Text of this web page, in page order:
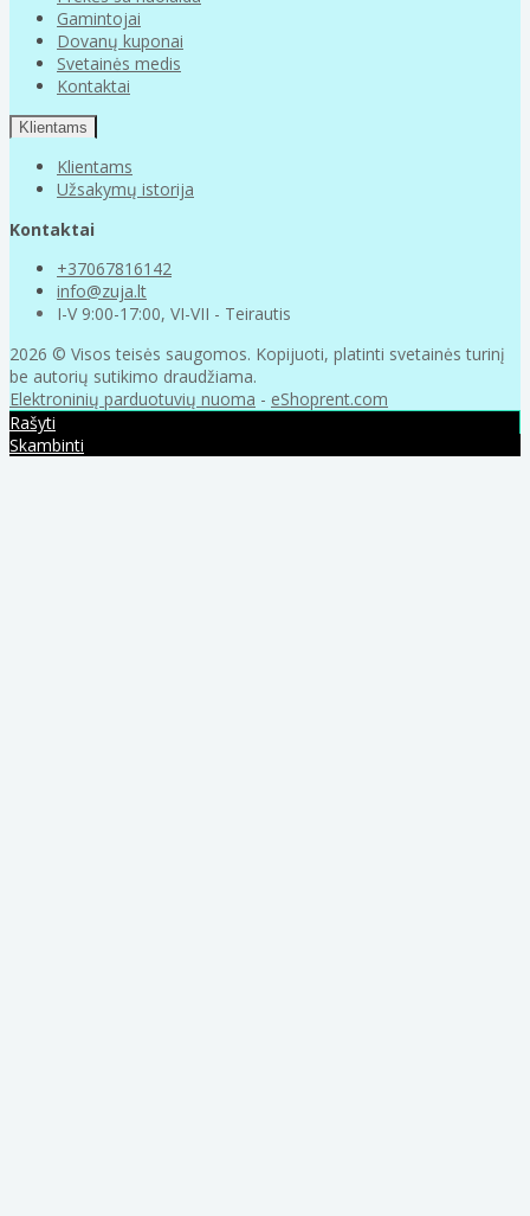
Gamintojai
Dovanų kuponai
Svetainės medis
Kontaktai
Klientams
Klientams
Užsakymų istorija
Kontaktai
+37067816142
info@zuja.lt
I-V 9:00-17:00, VI-VII - Teirautis
2026 © Visos teisės saugomos. Kopijuoti, platinti svetainės turinį
be autorių sutikimo draudžiama.
Elektroninių parduotuvių nuoma - eShoprent.com
Rašyti
Skambinti